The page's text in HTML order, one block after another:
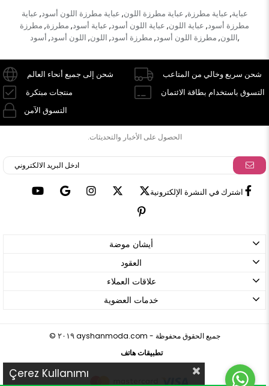
عباية, عباية مطرزة, عباية مطرزة اللون, عباية مطرزة اللون أسود, عباية
مطرزة أسود, عباية اللون, عباية اللون أسود, عباية أسود, مطرزة, مطرزة
اللون, مطرزة اللون أسود, مطرزة أسود, اللون, اللون أسود, أسود ,
شحن إلى جميع أنحاء العالم
شحن سريع وخالي من المتاعب
منتجات مبتكرة
التسوق باستخدام بطاقة الائتمان
التسوق الآمن
الحصول على الأخبار والتحديثات.
اشترك في النشرة الإلكترونية
أيشان موضة
العقود
علاقات العملاء
خدمات العضوية
© ٢٠١٩
ayshanmoda.com - جميع الحقوق محفوظة
تطبيقات هاتف
Çerez Kullanımı